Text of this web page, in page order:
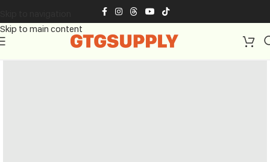
Skip to main content